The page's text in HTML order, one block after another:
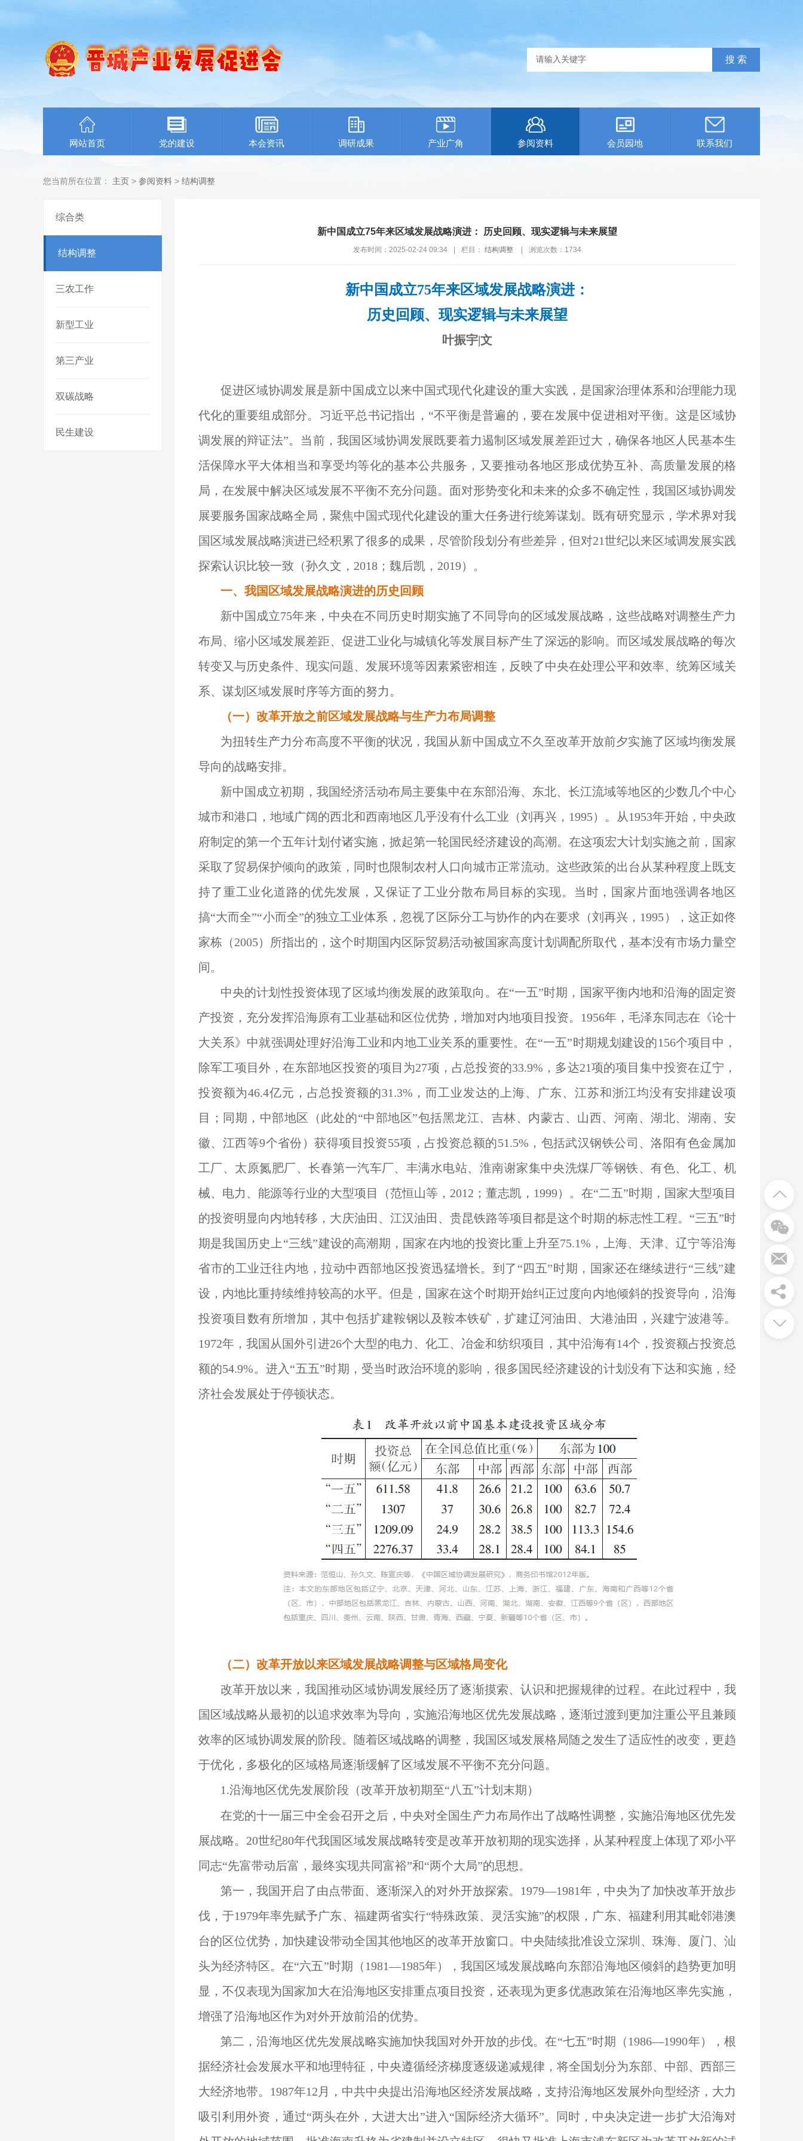
网站首页 党的建设 本会资讯 调研成果 产业广角 参阅资料 会员园地 联系我们
您当前所在位置： 主页 > 参阅资料 > 结构调整
综合类
结构调整
三农工作
新型工业
第三产业
双碳战略
民生建设
新中国成立75年来区域发展战略演进： 历史回顾、现实逻辑与未来展望
发布时间：2025-02-24 09:34 栏目： 结构调整 浏览次数： 1734
新中国成立75年来区域发展战略演进：
历史回顾、现实逻辑与未来展望
叶振宇|文
促进区域协调发展是新中国成立以来中国式现代化建设的重大实践，是国家治理体系和治理能力现
代化的重要组成部分。习近平总书记指出，“不平衡是普遍的，要在发展中促进相对平衡。这是区域协
调发展的辩证法”。当前，我国区域协调发展既要着力遏制区域发展差距过大，确保各地区人民基本生
活保障水平大体相当和享受均等化的基本公共服务，又要推动各地区形成优势互补、高质量发展的格
局，在发展中解决区域发展不平衡不充分问题。面对形势变化和未来的众多不确定性，我国区域协调发
展要服务国家战略全局，聚焦中国式现代化建设的重大任务进行统筹谋划。既有研究显示，学术界对我
国区域发展战略演进已经积累了很多的成果，尽管阶段划分有些差异，但对21世纪以来区域调发展实践
探索认识比较一致（孙久文，2018；魏后凯，2019）。
一、 我国区域发展战略演进的历史回顾
新中国成立75年来，中央在不同历史时期实施了不同导向的区域发展战略，这些战略对调整生产力
布局、缩小区域发展差距、促进工业化与城镇化等发展目标产生了深远的影响。而区域发展战略的每次
转变又与历史条件、现实问题、发展环境等因素紧密相连，反映了中央在处理公平和效率、统筹区域关
系、谋划区域发展时序等方面的努力。
（一）改革开放之前区域发展战略与生产力布局调整
为扭转生产力分布高度不平衡的状况，我国从新中国成立不久至改革开放前夕实施了区域均衡发展
导向的战略安排。
新中国成立初期，我国经济活动布局主要集中在东部沿海、东北、长江流域等地区的少数几个中心
城市和港口，地域广阔的西北和西南地区几乎没有什么工业（刘再兴，1995）。从1953年开始，中央政
府制定的第一个五年计划付诸实施，掀起第一轮国民经济建设的高潮。在这项宏大计划实施之前，国家
采取了贸易保护倾向的政策，同时也限制农村人口向城市正常流动。这些政策的出台从某种程度上既支
持了重工业化道路的优先发展，又保证了工业分散布局目标的实现。当时，国家片面地强调各地区
搞“大而全”“小而全”的独立工业体系，忽视了区际分工与协作的内在要求（刘再兴，1995），这正如佟
家栋（2005）所指出的，这个时期国内区际贸易活动被国家高度计划调配所取代，基本没有市场力量空
间。
中央的计划性投资体现了区域均衡发展的政策取向。在“一五”时期，国家平衡内地和沿海的固定资
产投资，充分发挥沿海原有工业基础和区位优势，增加对内地项目投资。1956年，毛泽东同志在《论十
大关系》中就强调处理好沿海工业和内地工业关系的重要性。在“一五”时期规划建设的156个项目中，
除军工项目外，在东部地区投资的项目为27项，占总投资的33.9%，多达21项的项目集中投资在辽宁，
投资额为46.4亿元，占总投资额的31.3%，而工业发达的上海、广东、江苏和浙江均没有安排建设项
目；同期，中部地区（此处的“中部地区”包括黑龙江、吉林、内蒙古、山西、河南、湖北、湖南、安
徽、江西等9个省份）获得项目投资55项，占投资总额的51.5%，包括武汉钢铁公司、洛阳有色金属加
工厂、太原氮肥厂、长春第一汽车厂、丰满水电站、淮南谢家集中央洗煤厂等钢铁、有色、化工、机
械、电力、能源等行业的大型项目（范恒山等，2012；董志凯，1999）。在“二五”时期，国家大型项目
的投资明显向内地转移，大庆油田、江汉油田、贵昆铁路等项目都是这个时期的标志性工程。“三五”时
期是我国历史上“三线”建设的高潮期，国家在内地的投资比重上升至75.1%，上海、天津、辽宁等沿海
省市的工业迁往内地，拉动中西部地区投资迅猛增长。到了“四五”时期，国家还在继续进行“三线”建
设，内地比重持续维持较高的水平。但是，国家在这个时期开始纠正过度向内地倾斜的投资导向，沿海
投资项目数有所增加，其中包括扩建鞍钢以及鞍本铁矿，扩建辽河油田、大港油田，兴建宁波港等。
1972年，我国从国外引进26个大型的电力、化工、冶金和纺织项目，其中沿海有14个，投资额占投资总
额的54.9%。进入“五五”时期，受当时政治环境的影响，很多国民经济建设的计划没有下达和实施，经
济社会发展处于停顿状态。
（二）改革开放以来区域发展战略调整与区域格局变化
改革开放以来，我国推动区域协调发展经历了逐渐摸索、认识和把握规律的过程。在此过程中，我
国区域战略从最初的以追求效率为导向，实施沿海地区优先发展战略，逐渐过渡到更加注重公平且兼顾
效率的区域协调发展的阶段。随着区域战略的调整，我国区域发展格局随之发生了适应性的改变，更趋
于优化，多极化的区域格局逐渐缓解了区域发展不平衡不充分问题。
1.沿海地区优先发展阶段（改革开放初期至“八五”计划末期）
在党的十一届三中全会召开之后，中央对全国生产力布局作出了战略性调整，实施沿海地区优先发
展战略。20世纪80年代我国区域发展战略转变是改革开放初期的现实选择，从某种程度上体现了邓小平
同志“先富带动后富，最终实现共同富裕”和“两个大局”的思想。
第一，我国开启了由点带面、逐渐深入的对外开放探索。1979—1981年，中央为了加快改革开放步
伐，于1979年率先赋予广东、福建两省实行“特殊政策、灵活实施”的权限，广东、福建利用其毗邻港澳
台的区位优势，加快建设带动全国其他地区的改革开放窗口。中央陆续批准设立深圳、珠海、厦门、汕
头为经济特区。在“六五”时期（1981—1985年），我国区域发展战略向东部沿海地区倾斜的趋势更加明
显，不仅表现为国家加大在沿海地区安排重点项目投资，还表现为更多优惠政策在沿海地区率先实施，
增强了沿海地区作为对外开放前沿的优势。
第二，沿海地区优先发展战略实施加快我国对外开放的步伐。在“七五”时期（1986—1990年），根
据经济社会发展水平和地理特征，中央遵循经济梯度逐级递减规律，将全国划分为东部、中部、西部三
大经济地带。1987年12月，中共中央提出沿海地区经济发展战略，支持沿海地区发展外向型经济，大力
吸引利用外资，通过“两头在外，大进大出”进入“国际经济大循环”。同时，中央决定进一步扩大沿海对